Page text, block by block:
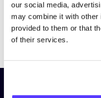
our social media,
may combine it with other
provided to them or that
of their services.